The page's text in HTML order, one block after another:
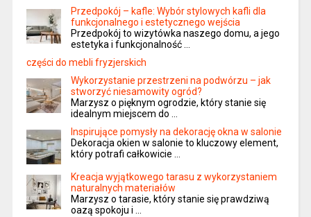
Przedpokój – kafle: Wybór stylowych kafli dla
funkcjonalnego i estetycznego wejścia
Przedpokój to wizytówka naszego domu, a jego
estetyka i funkcjonalność …
części do mebli fryzjerskich
Wykorzystanie przestrzeni na podwórzu – jak
stworzyć niesamowity ogród?
Marzysz o pięknym ogrodzie, który stanie się
idealnym miejscem do …
Inspirujące pomysły na dekorację okna w salonie
Dekoracja okien w salonie to kluczowy element,
który potrafi całkowicie …
Kreacja wyjątkowego tarasu z wykorzystaniem
naturalnych materiałów
Marzysz o tarasie, który stanie się prawdziwą
oazą spokoju i …